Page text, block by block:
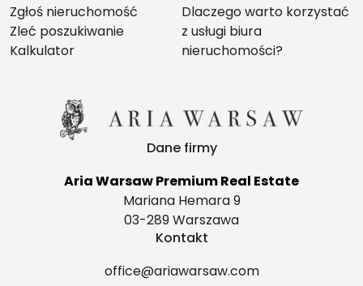
Zgłoś nieruchomość
Zleć poszukiwanie
Kalkulator
Dlaczego warto korzystać
z usługi biura
nieruchomości?
Dane firmy
Aria Warsaw Premium Real Estate
Mariana Hemara 9
03-289 Warszawa
Kontakt
office@ariawarsaw.com